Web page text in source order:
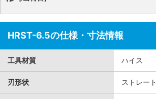
HRST-6.5の仕様・寸法情報
工具材質 ハイス
刃形状 ストレート